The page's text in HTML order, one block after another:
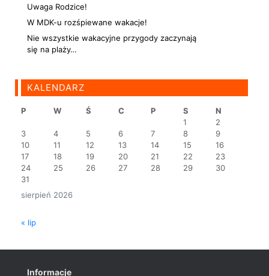
Uwaga Rodzice!
W MDK-u rozśpiewane wakacje!
Nie wszystkie wakacyjne przygody zaczynają
się na plaży…
KALENDARZ
sierpień 2026
P W Ś C P S
N
1
2
3
4 5 6 7 8
9
10
11 12 13 14 15
16
17
18 19 20 21 22
23
24
25 26 27 28 29
30
31
« lip
Informacje